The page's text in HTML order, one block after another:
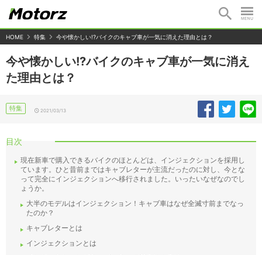
HOME 特集 今や懐かしい!?バイクのキャブ車が一気に消えた理由とは？
今や懐かしい!?バイクのキャブ車が一気に消え
た理由とは？
特集 2021/03/13
目次
現在新車で購入できるバイクのほとんどは、インジェクションを採用し
ています。ひと昔前まではキャブレターが主流だったのに対し、今とな
って完全にインジェクションへ移行されました。いったいなぜなのでし
ょうか。
大半のモデルはインジェクション！キャブ車はなぜ全滅寸前までなっ
たのか？
キャブレターとは
インジェクションとは